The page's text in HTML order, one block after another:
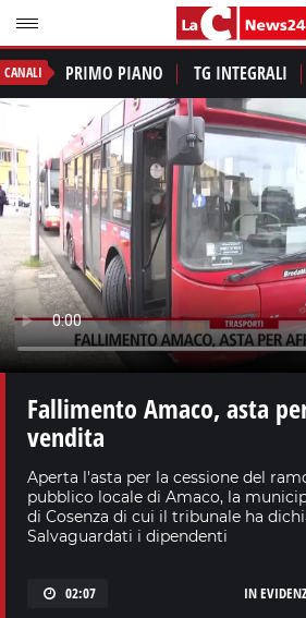
CANALI PRIMO PIANO TG INTEGRALI
Fallimento Amaco, asta
vendita
Aperta l'asta per la cessione del
pubblico locale di Amaco, la
di Cosenza di cui il tribunale ha
Salvaguardati i dipendenti
02:07 IN